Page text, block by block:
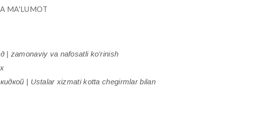
MA'LUMOT
| zamonaviy va nafosatli ko'rinish
| Ustalar xizmati kotta chegirmlar bilan